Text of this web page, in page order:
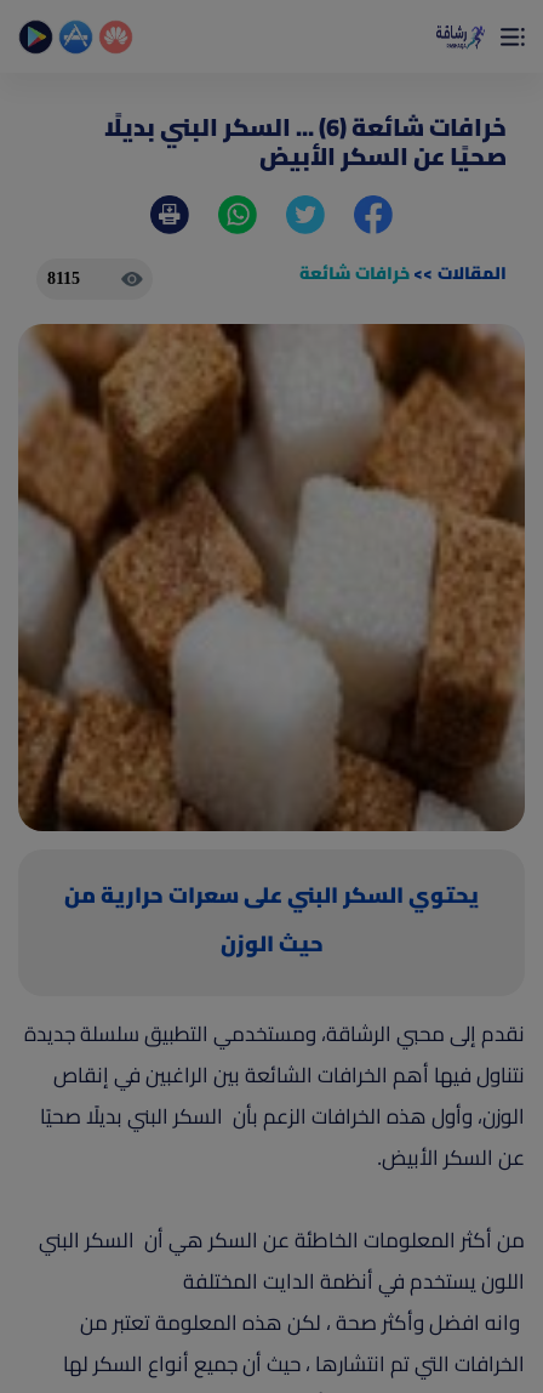
×
حساب الخطوات اليومية _ حساب السعرات _ تمارين منزلية
ادوات رشاقة
من نحن (current)
الأسئلة الشائعة
أعلن معنا(current)
خرافات شائعة (6) ... السكر البني بديلًا
صحيًا عن السكر الأبيض
المقالات>>خرافات شائعة 8115
يحتوي السكر البني على سعرات حرارية من
حيث الوزن
نقدم إلى محبي الرشاقة، ومستخدمي التطبيق سلسلة جديدة
نتناول فيها أهم الخرافات الشائعة بين الراغبين في إنقاص
الوزن، وأول هذه الخرافات الزعم بأن السكر البني بديلًا صحيًا
عن السكر الأبيض.
من أكثر المعلومات الخاطئة عن السكر هي أن السكر البني
اللون يستخدم في أنظمة الدايت المختلفة
وانه افضل وأكثر صحة ، لكن هذه المعلومة تعتبر من
الخرافات التي تم انتشارها ، حيث أن جميع أنواع السكر لها